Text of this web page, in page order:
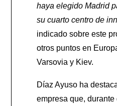
haya elegido Madrid
su cuarto centro de
indicado sobre este
otros puntos en
Varsovia y Kiev.
Díaz Ayuso ha
empresa que,